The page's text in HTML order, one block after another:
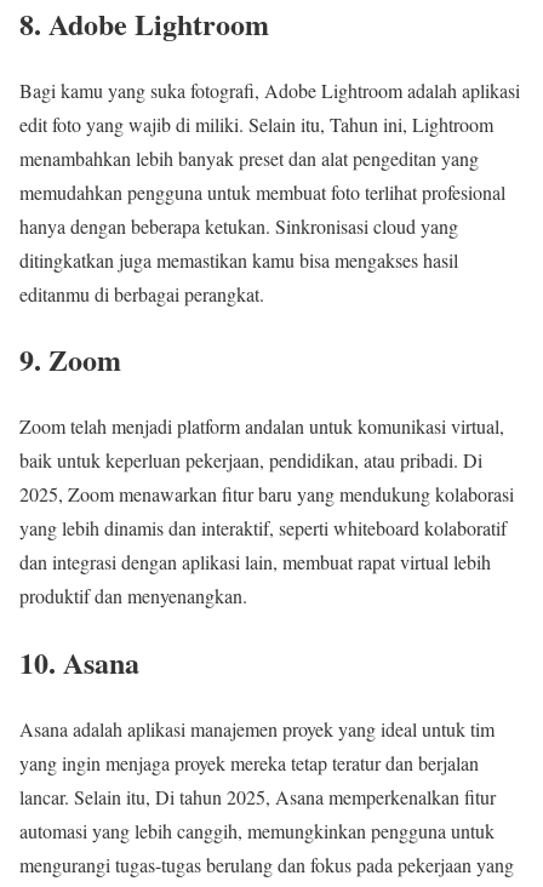
8. Adobe Lightroom
Bagi kamu yang suka fotografi, Adobe Lightroom adalah aplikasi
edit foto yang wajib di miliki. Selain itu, Tahun ini, Lightroom
menambahkan lebih banyak preset dan alat pengeditan yang
memudahkan pengguna untuk membuat foto terlihat profesional
hanya dengan beberapa ketukan. Sinkronisasi cloud yang
ditingkatkan juga memastikan kamu bisa mengakses hasil
editanmu di berbagai perangkat.
9. Zoom
Zoom telah menjadi platform andalan untuk komunikasi virtual,
baik untuk keperluan pekerjaan, pendidikan, atau pribadi. Di
2025, Zoom menawarkan fitur baru yang mendukung kolaborasi
yang lebih dinamis dan interaktif, seperti whiteboard kolaboratif
dan integrasi dengan aplikasi lain, membuat rapat virtual lebih
produktif dan menyenangkan.
10. Asana
Asana adalah aplikasi manajemen proyek yang ideal untuk tim
yang ingin menjaga proyek mereka tetap teratur dan berjalan
lancar. Selain itu, Di tahun 2025, Asana memperkenalkan fitur
automasi yang lebih canggih, memungkinkan pengguna untuk
mengurangi tugas-tugas berulang dan fokus pada pekerjaan yang